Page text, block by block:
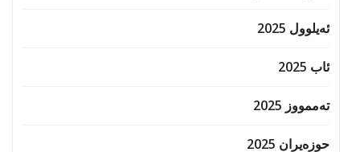
ئەیلوول 2025
ئاب 2025
تەممووز 2025
حوزه‌یران 2025